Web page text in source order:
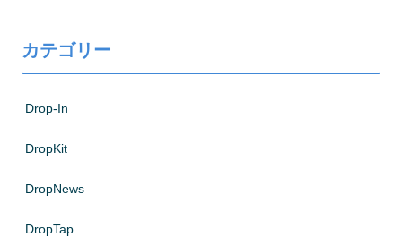
カテゴリー
Drop-In
DropKit
DropNews
DropTap